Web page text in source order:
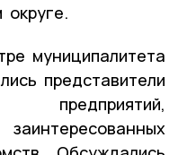
муниципалитета
представители
предприятий,